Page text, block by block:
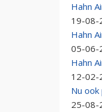
Hahn
19-08-
Hahn
05-06-
Hahn
12-02-
Nu
25-08-